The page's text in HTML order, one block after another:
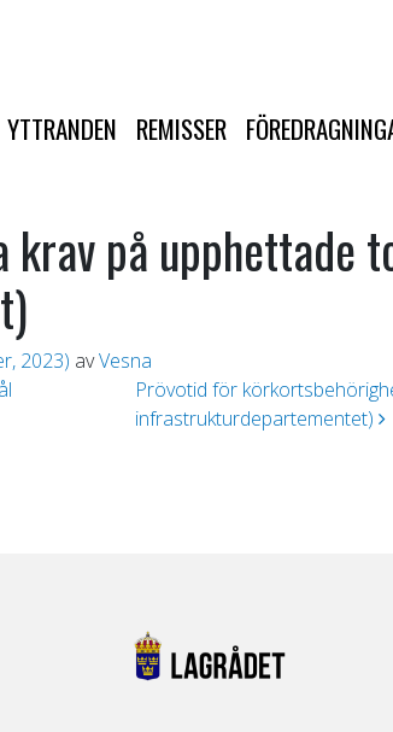
YTTRANDEN REMISSER
krav på upphettade
2023) avVesna
Prövotid för
infrastrukturdepartementet)